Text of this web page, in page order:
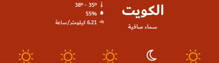
الكويت
سماء صافية
38º - 35º
55%
6.21 كيلومتر/ساعة